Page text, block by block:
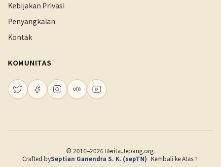
Kebijakan Privasi
Penyangkalan
Kontak
KOMUNITAS
© 2016–2026 Berita.Jepang.org.
Crafted bySeptian Ganendra S. K. (sepTN) Kembali ke Atas